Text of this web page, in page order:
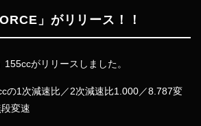
」がリリース！！
155ccがリリースしました。
の1次減速比／2次減速比1.000／8.787変
変速